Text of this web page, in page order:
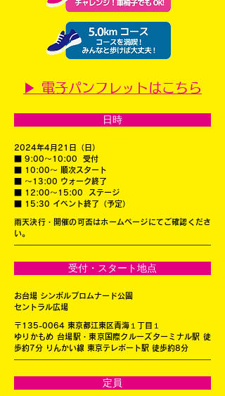
▶ 電子パンフレットはこちら
日時
2024年4月21日（日）
■ 9:00〜10:00 受付
■ 10:00〜 順次スタート
■ 〜13:00 ウォーク終了
■ 12:00〜15:00 ステージ
■ 15:30 イベント終了（予定）
雨天決行・開催の可否はホームページにてご確認くださ
い。
受付・スタート地点
お台場 シンボルプロムナード公園
セントラル広場
〒135-0064 東京都江東区青海１丁目１
ゆりかもめ 台場駅・東京国際クルーズターミナル駅 徒
歩約7分 りんかい線 東京テレポート駅 徒歩約8分
定員